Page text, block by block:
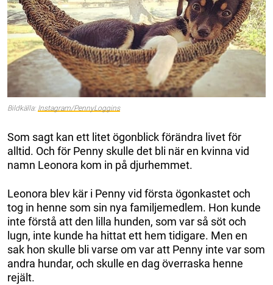
Bildkälla: Instagram/PennyLoggins
Som sagt kan ett litet ögonblick förändra livet för
alltid. Och för Penny skulle det bli när en kvinna vid
namn Leonora kom in på djurhemmet.
Leonora blev kär i Penny vid första ögonkastet och
tog in henne som sin nya familjemedlem. Hon kunde
inte förstå att den lilla hunden, som var så söt och
lugn, inte kunde ha hittat ett hem tidigare. Men en
sak hon skulle bli varse om var att Penny inte var som
andra hundar, och skulle en dag överraska henne
rejält.